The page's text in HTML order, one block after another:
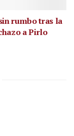
rumbo tras la
a Pirlo